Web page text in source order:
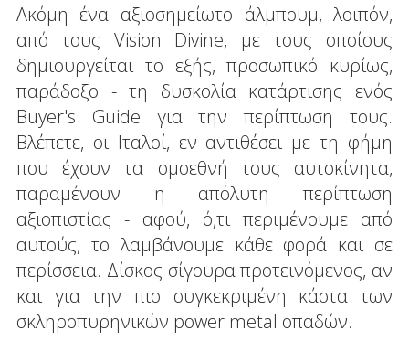
Ακόμη ένα αξιοσημείωτο άλμπουμ, λοιπόν,
από τους Vision Divine, με τους οποίους
δημιουργείται το εξής, προσωπικό κυρίως,
παράδοξο - τη δυσκολία κατάρτισης ενός
Buyer's Guide για την περίπτωση τους.
Βλέπετε, οι Ιταλοί, εν αντιθέσει με τη φήμη
που έχουν τα ομοεθνή τους αυτοκίνητα,
παραμένουν η απόλυτη περίπτωση
αξιοπιστίας - αφού, ό,τι περιμένουμε από
αυτούς, το λαμβάνουμε κάθε φορά και σε
περίσσεια. Δίσκος σίγουρα προτεινόμενος, αν
και για την πιο συγκεκριμένη κάστα των
σκληροπυρηνικών power metal οπαδών.